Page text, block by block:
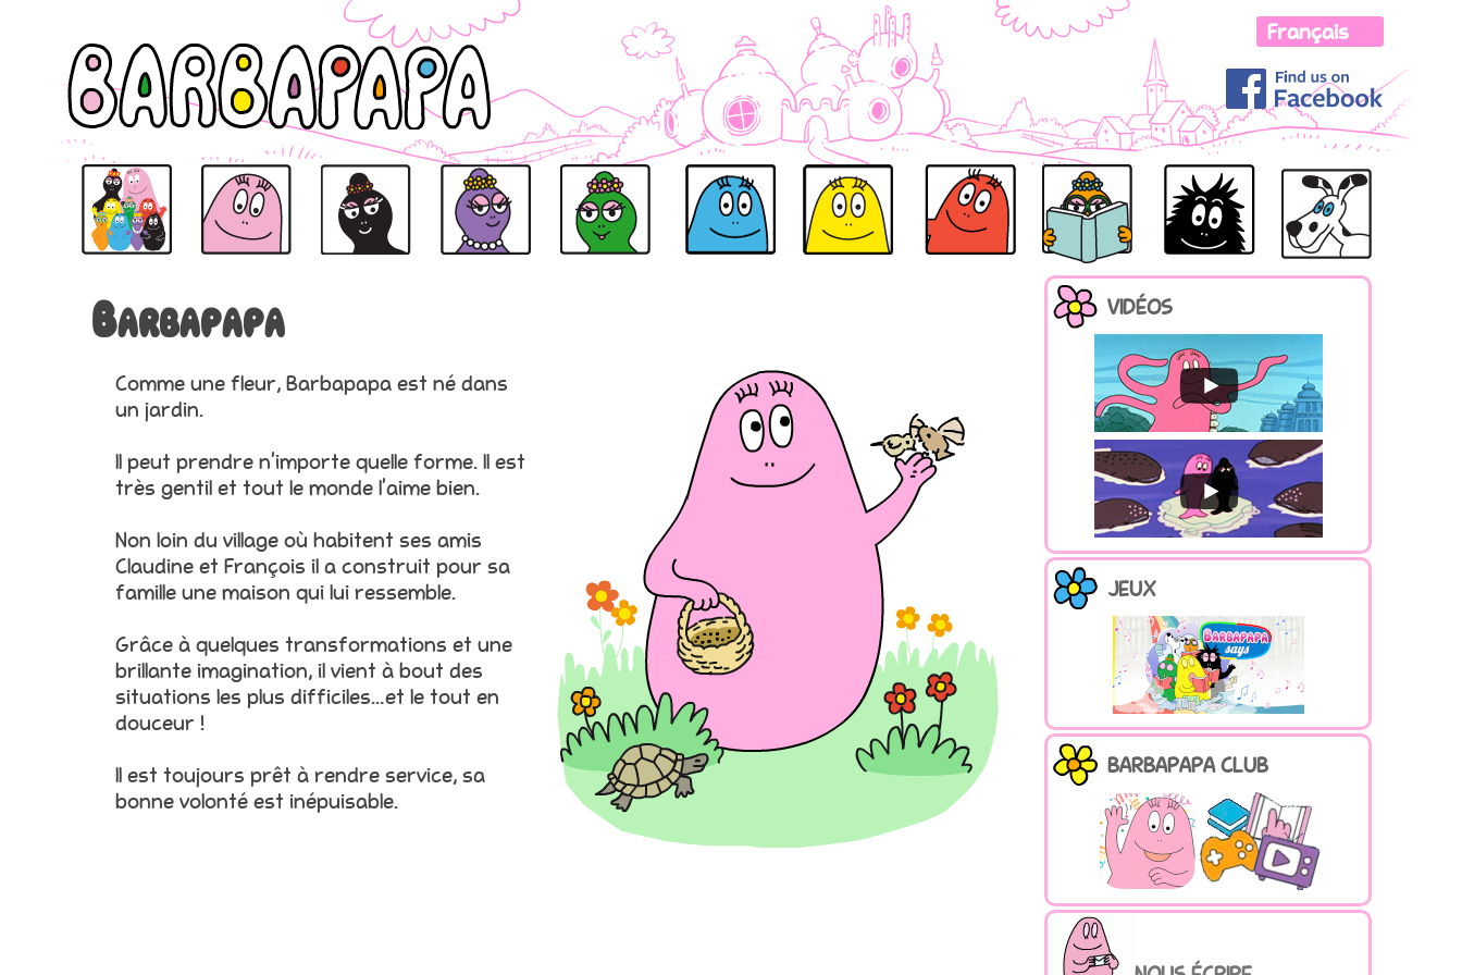
BARBAPAPA BARBAPAPA BARBAMAMA BARBABELLE BARBALALA BARBIBUL BARBIDOU BARBIDUR BARBOTINE BARBOUILLE
LOLITA
Barbapapa
Comme une fleur, Barbapapa est né dans
un jardin.
Il peut prendre n’importe quelle forme. Il est
très gentil et tout le monde l’aime bien.
Non loin du village où habitent ses amis
Claudine et François il a construit pour sa
famille une maison qui lui ressemble.
Grâce à quelques transformations et une
brillante imagination, il vient à bout des
situations les plus difficiles…et le tout en
douceur !
Il est toujours prêt à rendre service, sa
bonne volonté est inépuisable.
VIDÉOS
JEUX
BARBAPAPA CLUB